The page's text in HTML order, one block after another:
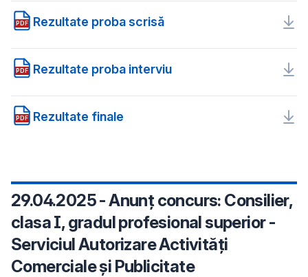
PDF Rezultate proba scrisă
PDF Rezultate proba interviu
PDF Rezultate finale
29.04.2025 - Anunț concurs: Consilier,
clasa I, gradul profesional superior -
Serviciul Autorizare Activități
Comerciale și Publicitate